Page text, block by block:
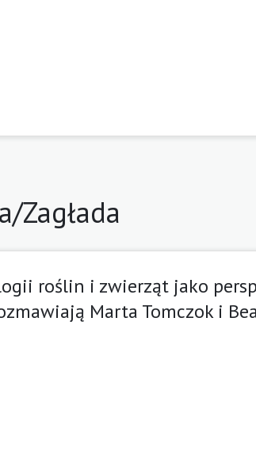
Zagłada
roślin i zwierząt jako
Marta Tomczok i